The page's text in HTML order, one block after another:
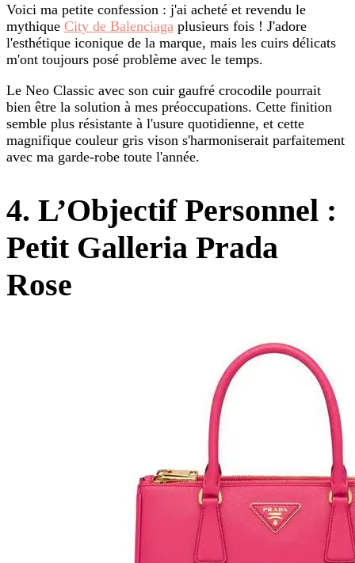
Voici ma petite confession : j'ai acheté et revendu le
mythique City de Balenciaga plusieurs fois ! J'adore
l'esthétique iconique de la marque, mais les cuirs délicats
m'ont toujours posé problème avec le temps.
Le Neo Classic avec son cuir gaufré crocodile pourrait
bien être la solution à mes préoccupations. Cette finition
semble plus résistante à l'usure quotidienne, et cette
magnifique couleur gris vison s'harmoniserait parfaitement
avec ma garde-robe toute l'année.
4. L’Objectif Personnel :
Petit Galleria Prada
Rose